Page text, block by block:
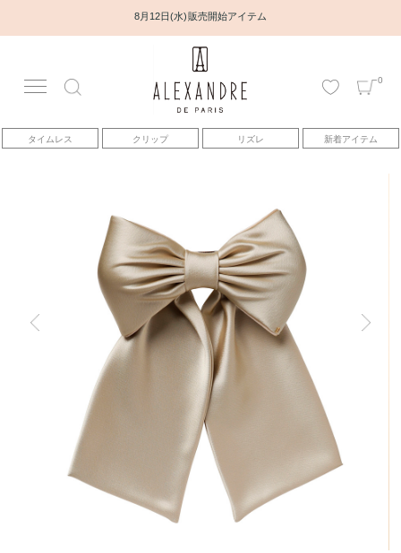
8月12日(水) 販売開始アイテム
0
タイムレス クリップ リズレ 新着アイテム
アカウント
アイテム
コレクション
トピックス
ヘアアレンジ動画
ヒストリー
クラフトマンシップ